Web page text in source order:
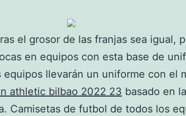
el grosor de las franjas sea igual,
en equipos con esta base de
equipos llevarán un uniforme con el
athletic bilbao 2022 23 basado en la
Camisetas de futbol de todos los